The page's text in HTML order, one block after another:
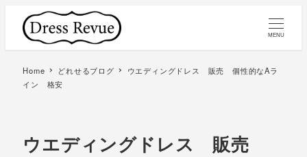
MENU
Home どれせるブログ
ウエディングドレス 販売 個性的なAラ
イン 格安
ウエディングドレス 販売